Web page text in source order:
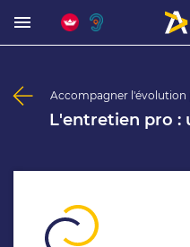
Accompagner l'évolution
L'entretien pro :